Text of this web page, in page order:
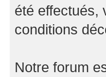
été effectués,
conditions
Notre forum